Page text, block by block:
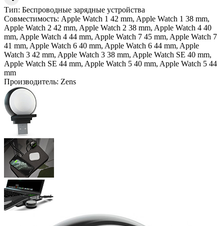
Тип: Беспроводные зарядные устройства
Совместимость: Apple Watch 1 42 mm, Apple Watch 1 38 mm,
Apple Watch 2 42 mm, Apple Watch 2 38 mm, Apple Watch 4 40
mm, Apple Watch 4 44 mm, Apple Watch 7 45 mm, Apple Watch 7
41 mm, Apple Watch 6 40 mm, Apple Watch 6 44 mm, Apple
Watch 3 42 mm, Apple Watch 3 38 mm, Apple Watch SE 40 mm,
Apple Watch SE 44 mm, Apple Watch 5 40 mm, Apple Watch 5 44
mm
Производитель: Zens